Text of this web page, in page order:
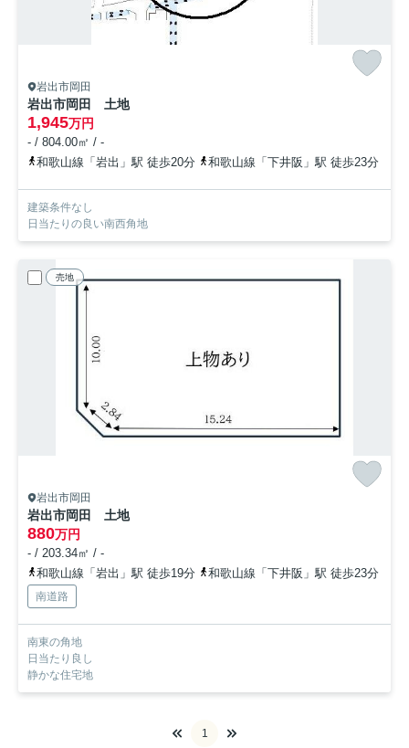
岩出市岡田
岩出市岡田 土地
1,945万円
- / 804.00㎡ / -
和歌山線「岩出」駅 徒歩20分
和歌山線「下井阪」駅 徒歩23分
建築条件なし
日当たりの良い南西角地
売地
岩出市岡田
岩出市岡田 土地
880万円
- / 203.34㎡ / -
和歌山線「岩出」駅 徒歩19分
和歌山線「下井阪」駅 徒歩23分
南道路
南東の角地
日当たり良し
静かな住宅地
1